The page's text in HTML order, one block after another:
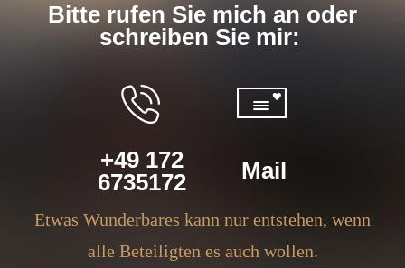
Bitte rufen Sie mich an oder
schreiben Sie mir:
+49 172
6735172
Mail
Etwas Wunderbares kann nur entstehen, wenn
alle Beteiligten es auch wollen.